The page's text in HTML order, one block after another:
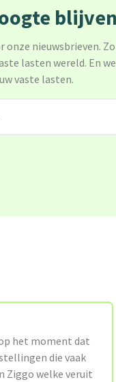
onze nieuwsbrieven.
lasten wereld. En
vaste lasten.
het moment dat
die vaak
Ziggo welke veruit